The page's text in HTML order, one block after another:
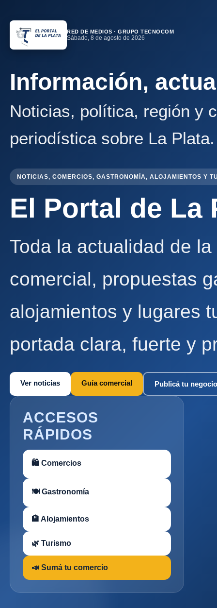
RED DE MEDIOS · GRUPO TECNOCOM
Sábado, 8 de agosto de 2026
Información,
Noticias, política, región y
periodística sobre La Plata.
NOTICIAS, COMERCIOS, GASTRONOMÍA, ALOJAMIENTOS Y
El Portal de La
Toda la actualidad de
comercial, propuestas
alojamientos y lugares
portada clara, fuerte y
Ver noticias Guía comercial Publicá tu negocio
ACCESOS
RÁPIDOS
🛍 Comercios
🍽 Gastronomía
🏨 Alojamientos
🌿 Turismo
📣 Sumá tu comercio